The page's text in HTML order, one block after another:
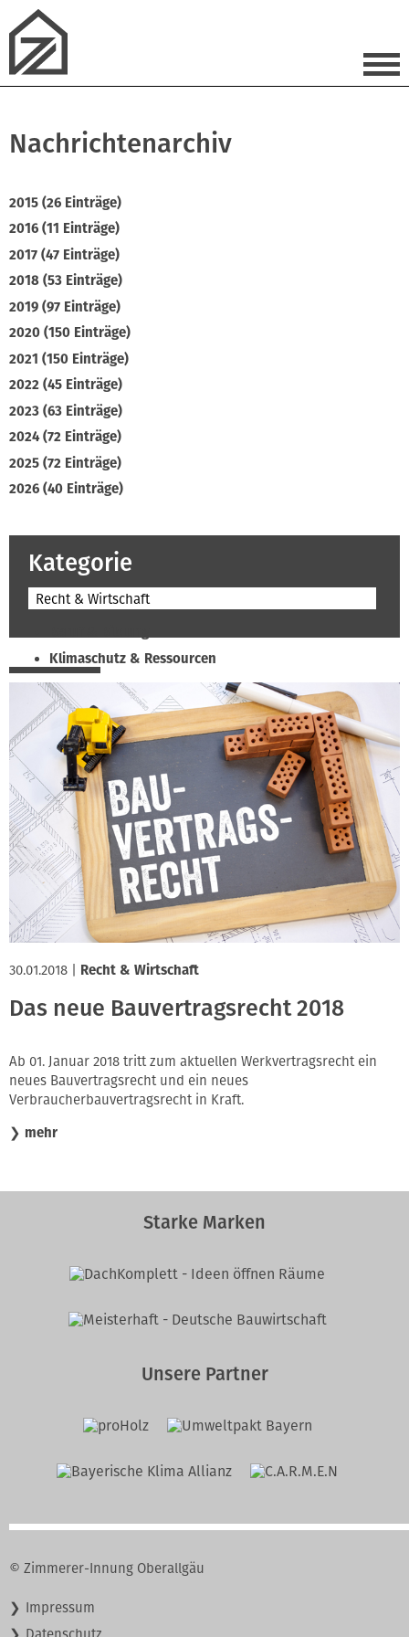
Nachrichtenarchiv
2015 (26 Einträge)
2016 (11 Einträge)
2017 (47 Einträge)
2018 (53 Einträge)
2019 (97 Einträge)
2020 (150 Einträge)
2021 (150 Einträge)
2022 (45 Einträge)
2023 (63 Einträge)
2024 (72 Einträge)
2025 (72 Einträge)
2026 (40 Einträge)
Kategorie
Recht & Wirtschaft
Klimaschutz & Ressourcen
Normen & Fachregeln
Prävention & Arbeitsschutz
Recht & Wirtschaft
Soziales & Tarifpolitik
Verband & Innungen
Interviews
Innung
30.01.2018 Recht & Wirtschaft
Das neue Bauvertragsrecht 2018
Ab 01. Januar 2018 tritt zum aktuellen Werkvertragsrecht ein
neues Bauvertragsrecht und ein neues
Verbraucherbauvertragsrecht in Kraft.
❯ mehr
Starke Marken
Unsere Partner
© Zimmerer-Innung Oberallgäu
Navigation
Impressum